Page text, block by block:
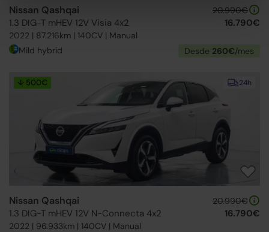
Nissan Qashqai
1.3 DIG-T mHEV 12V Visia 4x2
2022 | 87.216km | 140CV | Manual
20.990€
16.790€
Mild hybrid Desde 260€/mes
24h
↓ 500€
Nissan Qashqai
1.3 DIG-T mHEV 12V N-Connecta 4x2
2022 | 96.933km | 140CV | Manual
20.990€
16.790€